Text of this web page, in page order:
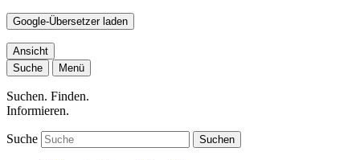
Google-Übersetzer laden
Ansicht
Suche
Menü
Suchen. Finden.
Informieren.
Suche Suchen